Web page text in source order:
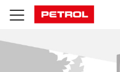
Prodajna
mesta